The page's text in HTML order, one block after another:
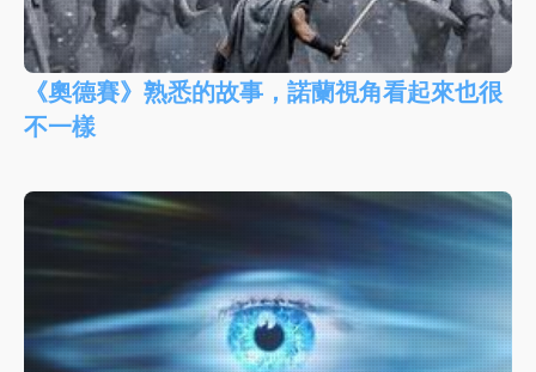
《奧德賽》熟悉的故事，諾蘭視角看起來也很
不一樣